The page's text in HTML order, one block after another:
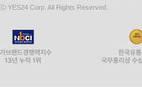
YES24 Corp. All Rights Reserved.